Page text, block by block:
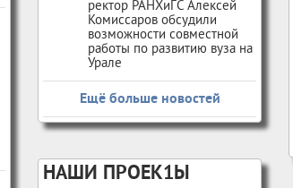
ректор РАНХиГС Алексей
Комиссаров обсудили
возможности совместной
работы по развитию вуза на
Урале
Ещё больше новостей
НАШИ ПРОЕК1Ы